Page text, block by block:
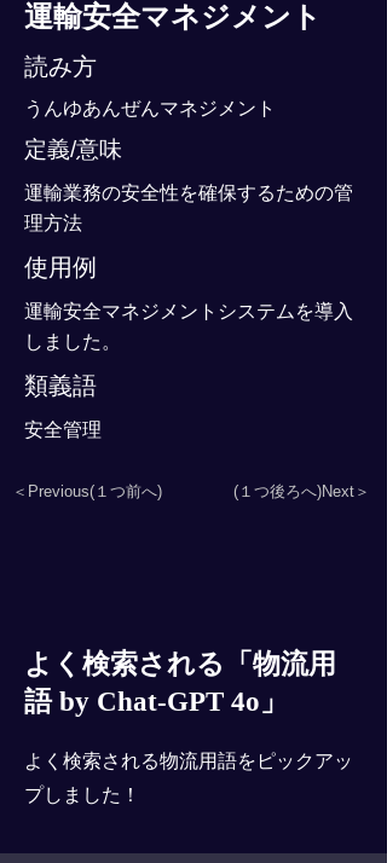
運輸安全マネジメント
読み方
うんゆあんぜんマネジメント
定義/意味
運輸業務の安全性を確保するための管
理方法
使用例
運輸安全マネジメントシステムを導入
しました。
類義語
安全管理
＜Previous(１つ前へ) (１つ後ろへ)Next＞
よく検索される「物流用
語 by Chat-GPT 4o」
よく検索される物流用語をピックアッ
プしました！